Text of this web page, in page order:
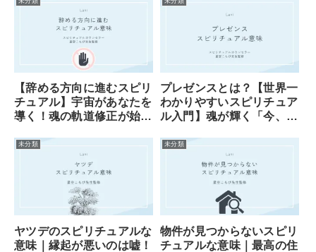
【辞める方向に進むスピリ
チュアル】宇宙があなたを
導く！魂の軌道修正が始ま
プレゼンスとは？【世界一
わかりやすいスピリチュア
ル入門】魂が輝く「今、こ
未分類
ヤツデのスピリチュアルな
意味｜縁起が悪いのは嘘！
未分類
物件が見つからないスピリ
チュアルな意味｜最高の住